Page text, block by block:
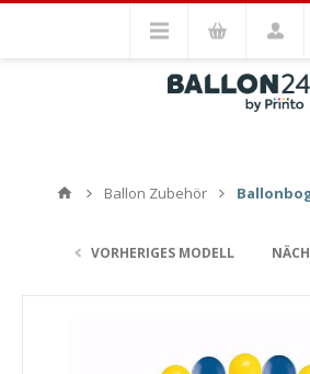
Ballon Zubehör
VORHERIGES MODELL